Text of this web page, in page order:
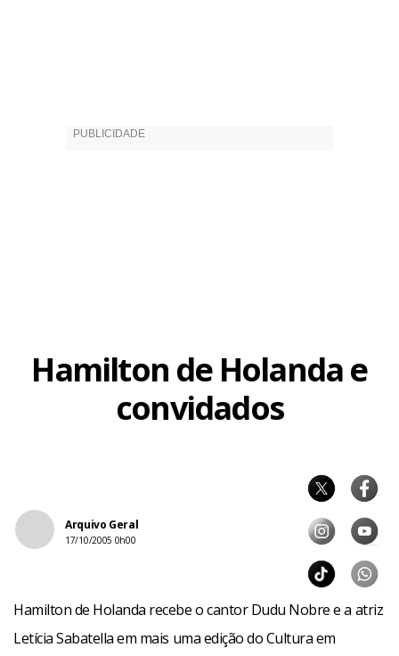
Hamilton de Holanda e
convidados
Arquivo Geral
17/10/2005 0h00
Hamilton de Holanda recebe o cantor Dudu Nobre e a atriz
Letícia Sabatella em mais uma edição do Cultura em